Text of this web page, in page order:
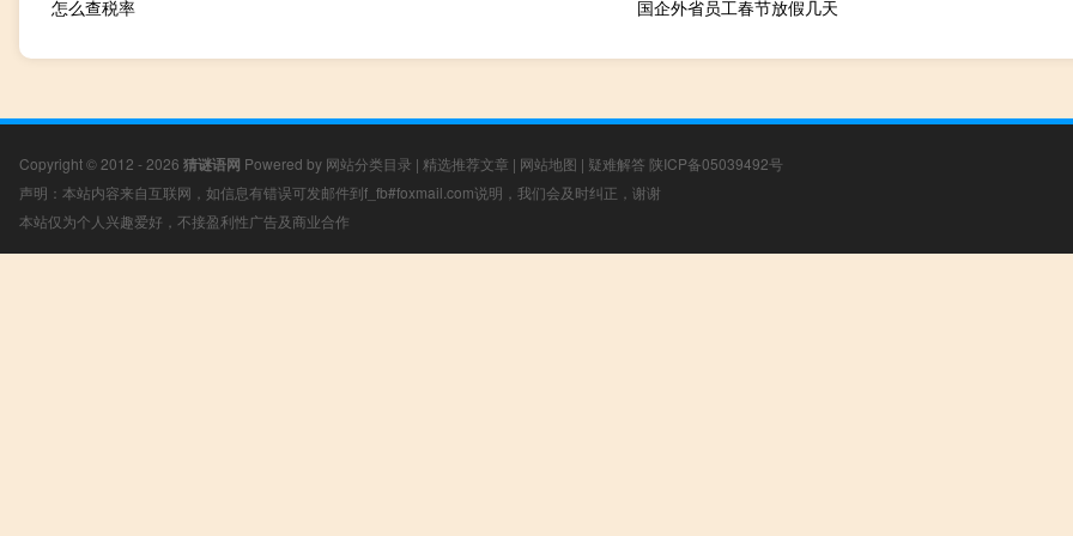
怎么查税率 国企外省员工春节放假几天
Copyright © 2012 - 2026 猜谜语网 Powered by 网站分类目录 | 精选推荐文章 | 网站地图 | 疑难解答 陕ICP备05039492号
声明：本站内容来自互联网，如信息有错误可发邮件到f_fb#foxmail.com说明，我们会及时纠正，谢谢
本站仅为个人兴趣爱好，不接盈利性广告及商业合作